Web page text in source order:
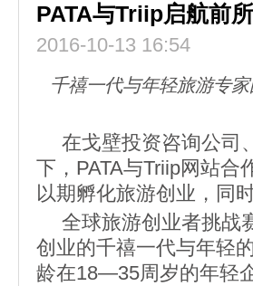
PATA与Triip启航前
2016-10-13 16:54
千禧一代与年轻旅游专
在戈壁投资咨询公司
下，PATA与Triip网站
以期孵化旅游创业，同
全球旅游创业者挑战
创业的千禧一代与年轻
龄在18—35周岁的年轻